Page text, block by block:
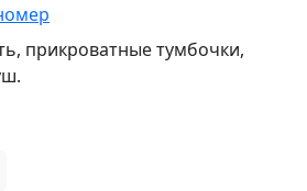
прикроватные тумбочки,